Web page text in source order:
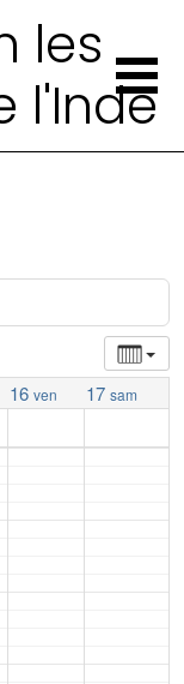
les
l'Inde
16 ven 17 sam